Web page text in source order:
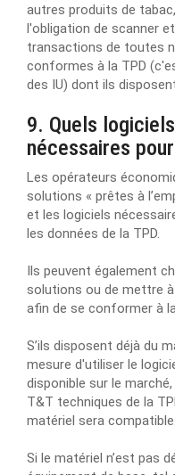
autres produits de
l'obligation de scanner
transactions de toutes
conformes à la TPD
des IU) dont ils
9. Quels
nécessaires
Les opérateurs
solutions « prêtes à
et les logiciels
les données de la TPD.
Ils peuvent également
solutions ou de mettre
afin de se conformer à
S’ils disposent déjà du
mesure d'utiliser le
disponible sur le
T&T techniques de la
matériel sera compatible.
Si le matériel n’est pas